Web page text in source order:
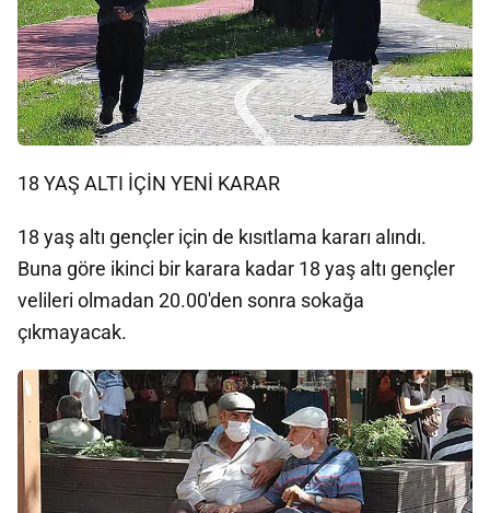
18 YAŞ ALTI İÇİN YENİ KARAR
18 yaş altı gençler için de kısıtlama kararı alındı.
Buna göre ikinci bir karara kadar 18 yaş altı gençler
velileri olmadan 20.00'den sonra sokağa
çıkmayacak.